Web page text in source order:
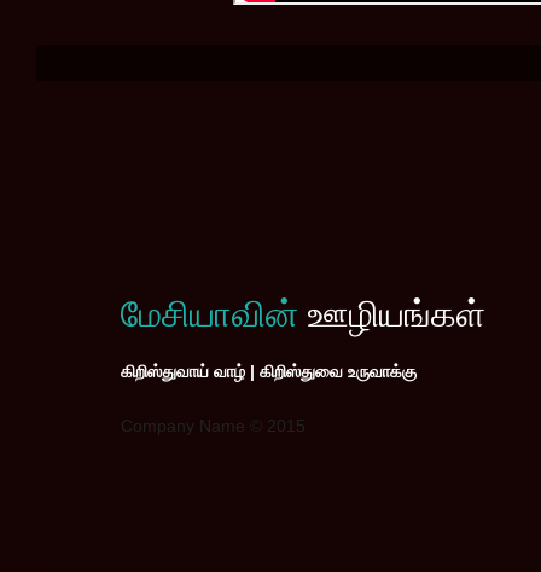
மேசியாவின் ஊழியங்கள்
கிறிஸ்துவாய் வாழ் | கிறிஸ்துவை உருவாக்கு
Company Name © 2015